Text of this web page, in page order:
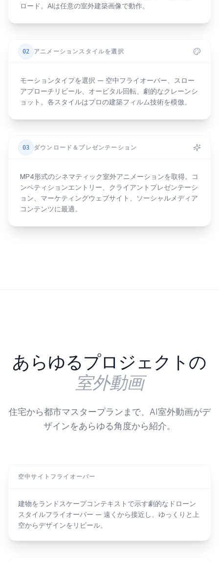
ロード。AIは任意の室外建築画像で動作。
02 アニメーションスタイルを選択
モーションタイプを選択 — 空中フライオーバー、スロー
アプローチリビール、オービタル回転、劇的なクレーンシ
ョット。各スタイルはプロの建築フィルム技術を模倣。
03 ダウンロード＆プレゼンテーション
MP4形式のシネマティック室外アニメーションを取得。コ
ンペティションエントリー、クライアントプレゼンテーシ
ョン、マーケティングウェブサイト、ソーシャルメディア
コンテンツに最適。
あらゆるプロジェクトの
室外動画
住宅から都市マスタープランまで、AI室外動画がデ
ザインをあらゆる角度から紹介。
空中サイトフライオーバー
建物をランドスケープコンテキストで示す劇的なドローン
スタイルフライオーバー — 遠くから接近し、ゆっくりと上
空からデザインをリビール。